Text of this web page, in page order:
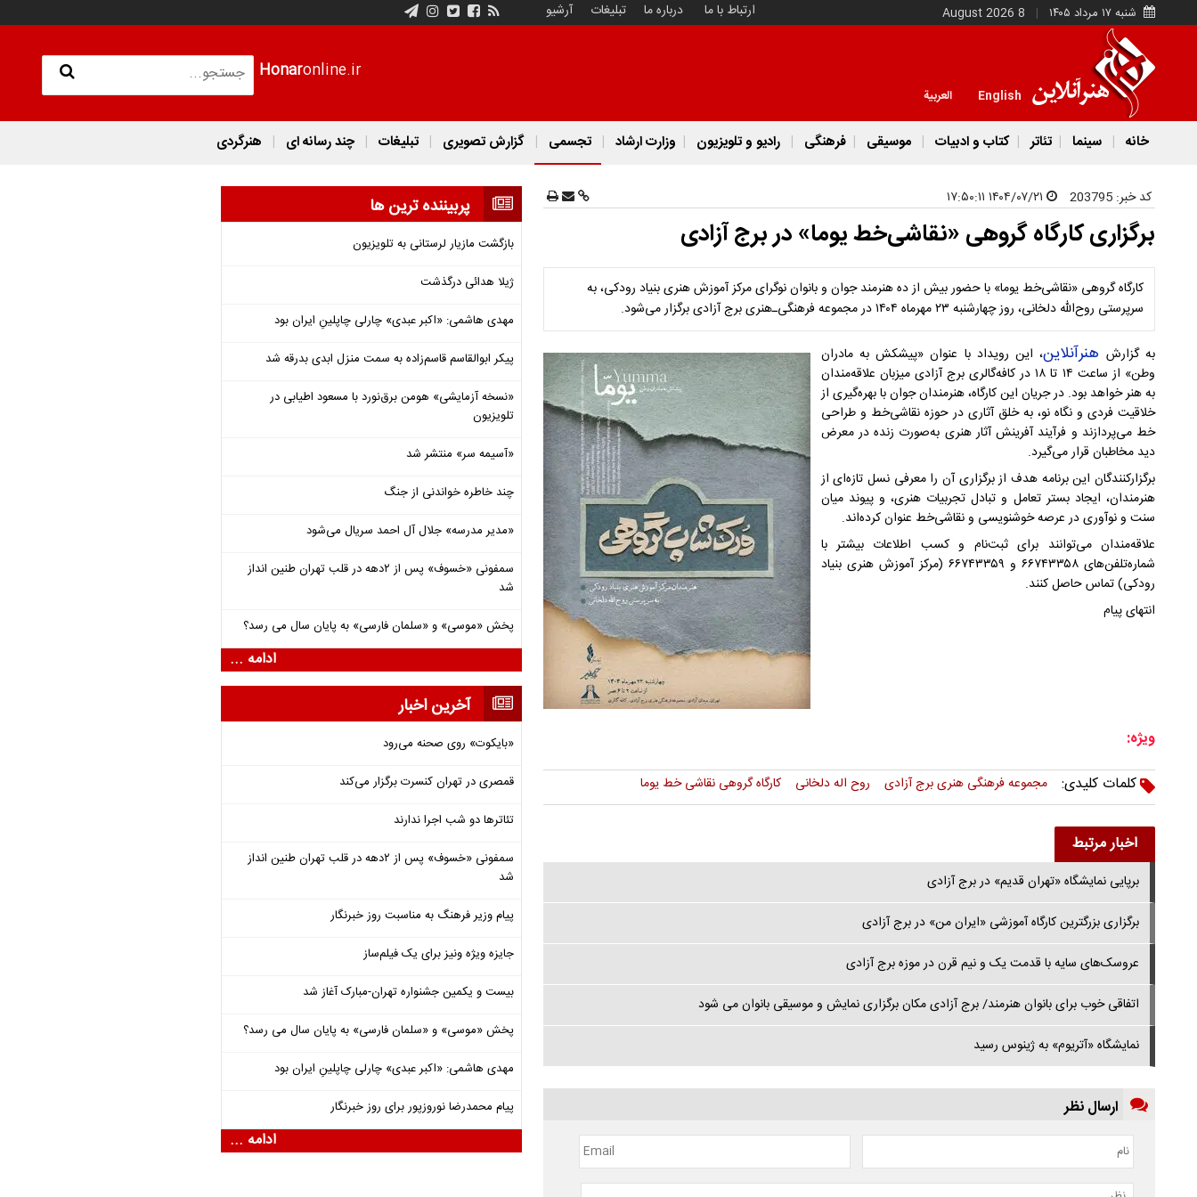
شنبه ۱۷ مرداد ۱۴۰۵ 8 August 2026 ارتباط با ما درباره ما تبلیغات آرشیو
Honaronline.ir
English العربية
خانه سینما تئاتر کتاب و ادبیات موسیقی فرهنگی رادیو و تلویزیون وزارت ارشاد تجسمی گزارش تصویری تبلیغات چند رسانه ای هنرگردی
کد خبر: 203795
برگزاری کارگاه گروهی «نقاشی‌خط یوما» در برج آزادی
کارگاه گروهی «نقاشی‌خط یوما» با حضور بیش از ده هنرمند جوان و بانوان نوگرای مرکز آموزش هنری بنیاد رودکی، به
سرپرستی روح‌الله دلخانی، روز چهارشنبه ۲۳ مهرماه ۱۴۰۴ در مجموعه فرهنگی‌ـ‌هنری برج آزادی برگزار می‌شود.
به گزارش هنرآنلاین، این رویداد با عنوان «پیشکش به مادران
وطن» از ساعت ۱۴ تا ۱۸ در کافه‌گالری برج آزادی میزبان علاقه‌مندان
به هنر خواهد بود. در جریان این کارگاه، هنرمندان جوان با بهره‌گیری از
خلاقیت فردی و نگاه نو، به خلق آثاری در حوزه نقاشی‌خط و طراحی
خط می‌پردازند و فرآیند آفرینش آثار هنری به‌صورت زنده در معرض
دید مخاطبان قرار می‌گیرد.
برگزارکنندگان این برنامه هدف از برگزاری آن را معرفی نسل تازه‌ای از
هنرمندان، ایجاد بستر تعامل و تبادل تجربیات هنری، و پیوند میان
سنت و نوآوری در عرصه خوشنویسی و نقاشی‌خط عنوان کرده‌اند.
علاقه‌مندان می‌توانند برای ثبت‌نام و کسب اطلاعات بیشتر با
شماره‌تلفن‌های ۶۶۷۴۳۳۵۸ و ۶۶۷۴۳۳۵۹ (مرکز آموزش هنری بنیاد
رودکی) تماس حاصل کنند.
انتهای پیام
ویژه:
کلمات کلیدی:
مجموعه فرهنگی هنری برج آزادی روح اله دلخانی کارگاه گروهی نقاشی خط یوما
اخبار مرتبط
برپایی نمایشگاه «تهران قدیم» در برج آزادی
برگزاری بزرگترین کارگاه آموزشی «ایران من» در برج آزادی
عروسک‌های سایه با قدمت یک و نیم قرن در موزه برج آزادی
اتفاقی خوب برای بانوان هنرمند/ برج آزادی مکان برگزاری نمایش و موسیقی بانوان می شود
نمایشگاه «آتریوم» به ژینوس رسید
ارسال نظر
پربیننده ترین ها
بازگشت مازیار لرستانی به تلویزیون
ژیلا هدائی درگذشت
مهدی هاشمی: «اکبر عبدی» چارلی چاپلینِ ایران بود
پیکر ابوالقاسم قاسم‌زاده به سمت منزل ابدی بدرقه شد
«نسخه آزمایشی» هومن برق‌نورد با مسعود اطیابی در
تلویزیون
«آسیمه سر» منتشر شد
چند خاطره خواندنی از جنگ
«مدیر مدرسه» جلال آل احمد سریال می‌شود
سمفونی «خسوف» پس از ۲دهه در قلب تهران طنین انداز
شد
پخش «موسی» و «سلمان فارسی» به پایان سال می رسد؟
ادامه ...
آخرین اخبار
«بایکوت» روی صحنه می‌رود
قمصری در تهران کنسرت برگزار می‌کند
تئاترها دو شب اجرا ندارند
سمفونی «خسوف» پس از ۲دهه در قلب تهران طنین انداز
شد
پیام وزیر فرهنگ به مناسبت روز خبرنگار
جایزه ویژه ونیز برای یک فیلم‌ساز
بیست و یکمین جشنواره تهران-مبارک آغاز شد
پخش «موسی» و «سلمان فارسی» به پایان سال می رسد؟
مهدی هاشمی: «اکبر عبدی» چارلی چاپلینِ ایران بود
پیام محمدرضا نوروزپور برای روز خبرنگار
ادامه ...